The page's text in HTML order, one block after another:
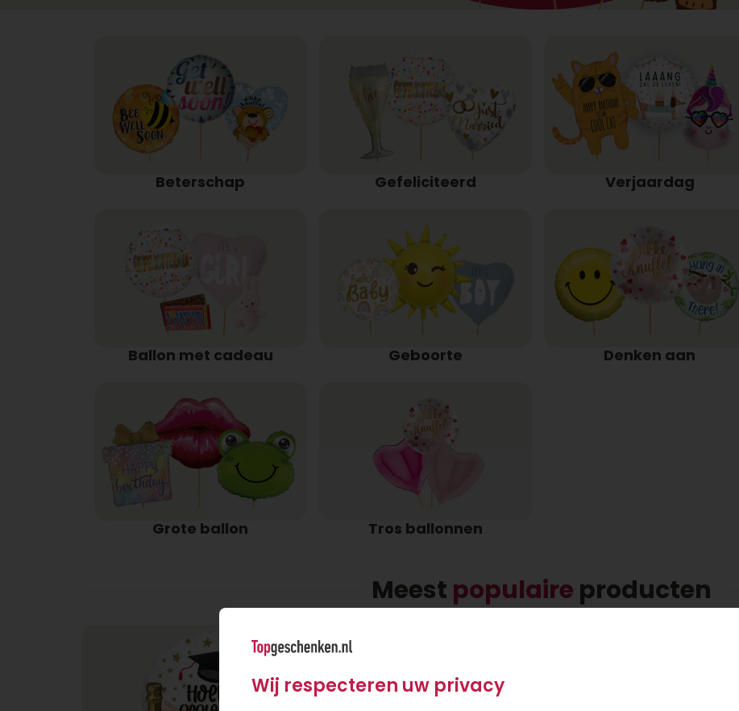
Beterschap Gefeliciteerd Verjaardag
Ballon met cadeau Geboorte Denken aan
Grote ballon Tros ballonnen
Meest populaire producten
Wij respecteren uw privacy